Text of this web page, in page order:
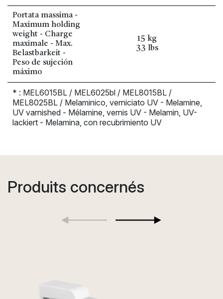
Portata massima -
Maximum holding
weight - Charge
maximale - Max.
Belastbarkeit -
Peso de sujeción
máximo
15 kg
33 lbs
* : MEL6015BL / MEL6025bl / MEL8015BL /
MEL8025BL / Melaminico, verniciato UV - Melamine,
UV varnished - Mélamine, vernis UV - Melamin, UV-
lackiert - Melamina, con recubrimiento UV
Produits concernés